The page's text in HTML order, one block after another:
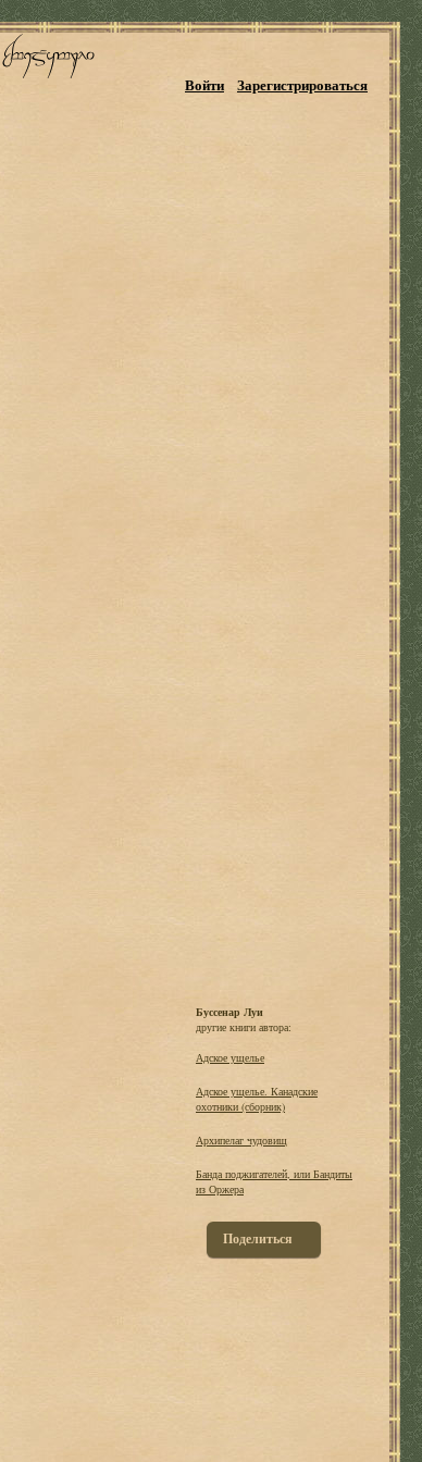
Войти Зарегистрироваться
Буссенар Луи
другие книги автора:
Адское ущелье
Адское ущелье. Канадские
охотники (сборник)
Архипелаг чудовищ
Банда поджигателей, или Бандиты
из Оржера
Поделиться